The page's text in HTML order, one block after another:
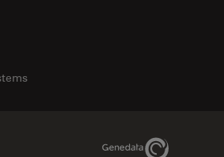
Genedata Link